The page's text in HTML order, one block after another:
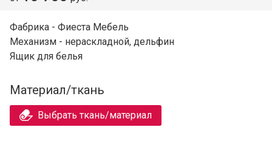
Фабрика - Фиеста Мебель
Механизм - нераскладной, дельфин
Ящик для белья
Материал/ткань
Выбрать ткань/материал